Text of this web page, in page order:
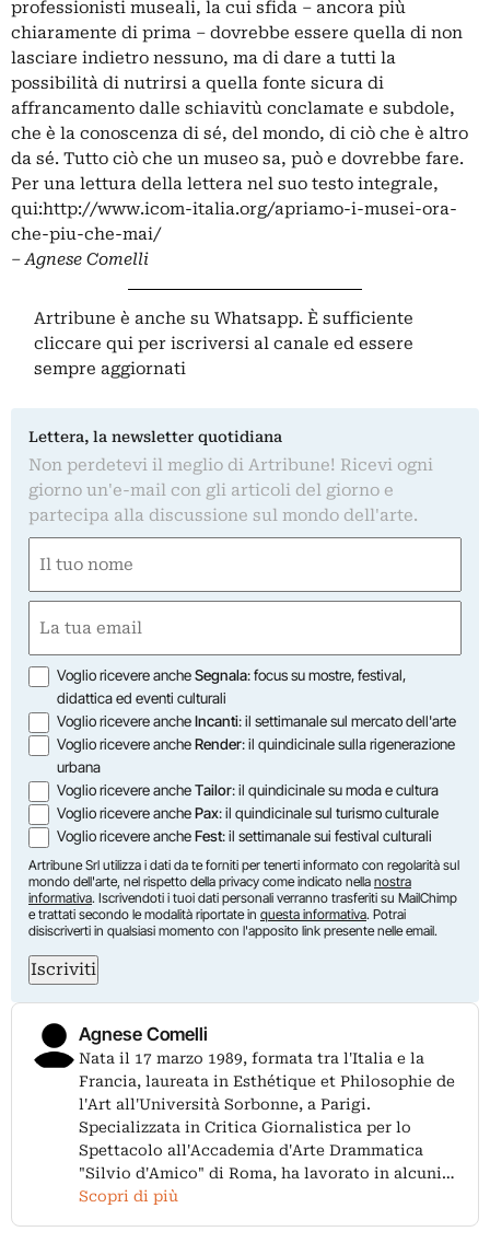
professionisti museali, la cui sfida – ancora più
chiaramente di prima – dovrebbe essere quella di non
lasciare indietro nessuno, ma di dare a tutti la
possibilità di nutrirsi a quella fonte sicura di
affrancamento dalle schiavitù conclamate e subdole,
che è la conoscenza di sé, del mondo, di ciò che è altro
da sé. Tutto ciò che un museo sa, può e dovrebbe fare.
Per una lettura della lettera nel suo testo integrale,
qui:http://www.icom-italia.org/apriamo-i-musei-ora-
che-piu-che-mai/
– Agnese Comelli
Artribune è anche su Whatsapp. È sufficiente
cliccare qui per iscriversi al canale ed essere
sempre aggiornati
Lettera, la newsletter quotidiana
Non perdetevi il meglio di Artribune! Ricevi ogni
giorno un'e-mail con gli articoli del giorno e
partecipa alla discussione sul mondo dell'arte.
(Required)
First
(Required)
Opzioni
Voglio ricevere ancheSegnala: focus su mostre, festival,
didattica ed eventi culturali
Voglio ricevere ancheIncanti: il settimanale sul mercato dell'arte
Voglio ricevere ancheRender: il quindicinale sulla rigenerazione
urbana
Voglio ricevere ancheTailor: il quindicinale su moda e cultura
Voglio ricevere anchePax: il quindicinale sul turismo culturale
Voglio ricevere ancheFest: il settimanale sui festival culturali
Artribune Srl utilizza i dati da te forniti per tenerti informato con regolarità sul
mondo dell'arte, nel rispetto della privacy come indicato nella nostra
informativa. Iscrivendoti i tuoi dati personali verranno trasferiti su MailChimp
e trattati secondo le modalità riportate in questa informativa. Potrai
disiscriverti in qualsiasi momento con l'apposito link presente nelle email.
Iscriviti
Agnese Comelli
Nata il 17 marzo 1989, formata tra l'Italia e la
Francia, laureata in Esthétique et Philosophie de
l'Art all'Università Sorbonne, a Parigi.
Specializzata in Critica Giornalistica per lo
Spettacolo all'Accademia d'Arte Drammatica
"Silvio d'Amico" di Roma, ha lavorato in alcuni…
Scopri di più